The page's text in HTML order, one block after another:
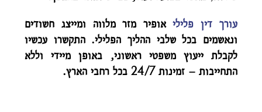
עורך דין פליליאופיר מזר מלווה ומייצג חשודים
ונאשמים בכל שלבי ההליך הפלילי. התקשרו עכשיו
לקבלת ייעוץ משפטי ראשוני, באופן מיידי וללא
התחייבות – זמינות 24/7 בכל רחבי הארץ.